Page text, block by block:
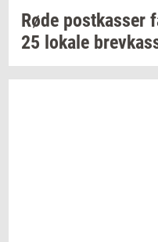
Røde po­st­kas­ser
25 lo­ka­le